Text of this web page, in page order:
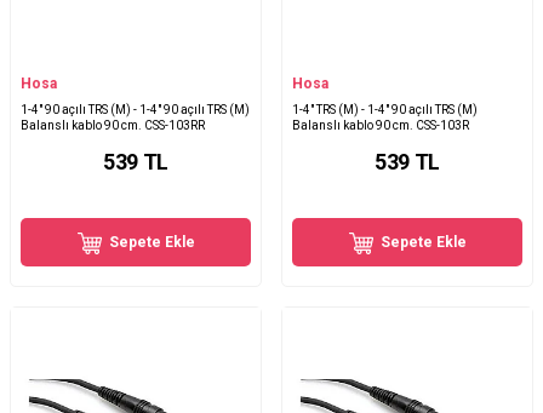
Hosa
1-4" 90 açılı TRS (M) - 1-4" 90 açılı TRS (M)
Balanslı kablo 90 cm. CSS-103RR
539 TL
Sepete Ekle
Hosa
1-4" TRS (M) - 1-4" 90 açılı TRS (M)
Balanslı kablo 90 cm. CSS-103R
539 TL
Sepete Ekle